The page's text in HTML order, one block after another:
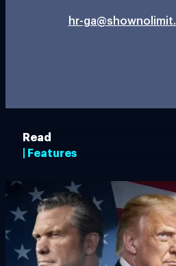
hr-
Read
| Features